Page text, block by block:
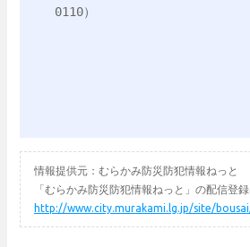
0110）
情報提供元：むらかみ防災防犯情報ねっと
「むらかみ防災防犯情報ねっと」の配信登録
http://www.city.murakami.lg.jp/site/